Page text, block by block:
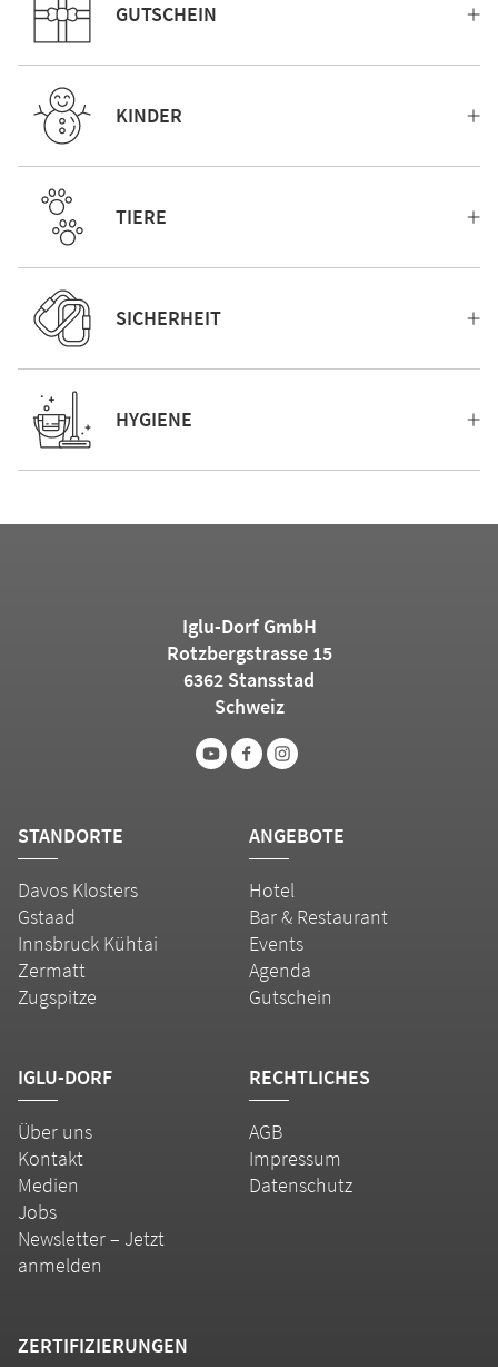
GUTSCHEIN
KINDER
TIERE
SICHERHEIT
HYGIENE
Iglu-Dorf GmbH
Rotzbergstrasse 15
6362 Stansstad
Schweiz
STANDORTE
Davos Klosters
Gstaad
Innsbruck Kühtai
Zermatt
Zugspitze
ANGEBOTE
Hotel
Bar & Restaurant
Events
Agenda
Gutschein
IGLU-DORF
Über uns
Kontakt
Medien
Jobs
Newsletter – Jetzt
anmelden
RECHTLICHES
AGB
Impressum
Datenschutz
ZERTIFIZIERUNGEN